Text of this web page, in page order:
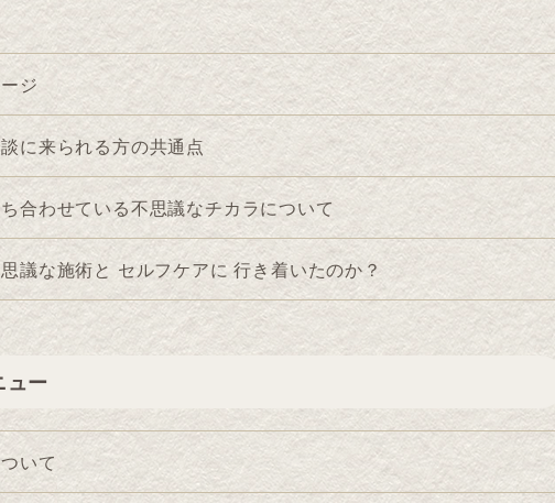
ジ
に来られる方の共通点
合わせている不思議なチカラについて
議な施術と セルフケアに 行き着いたのか？
ュー
いて